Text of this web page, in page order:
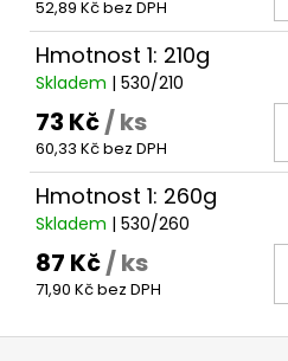
52,89 Kč bez DPH
Hmotnost 1: 210g
Skladem | 530/210
73 Kč/ ks
60,33 Kč bez DPH
Hmotnost 1: 260g
Skladem | 530/260
87 Kč/ ks
71,90 Kč bez DPH
Z